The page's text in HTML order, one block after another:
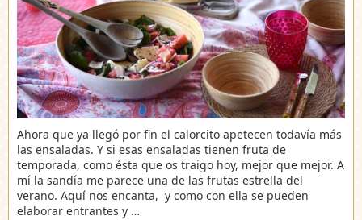
Ahora que ya llegó por fin el calorcito apetecen todavía más
las ensaladas. Y si esas ensaladas tienen fruta de
temporada, como ésta que os traigo hoy, mejor que mejor. A
mí la sandía me parece una de las frutas estrella del
verano. Aquí nos encanta, y como con ella se pueden
elaborar entrantes y …